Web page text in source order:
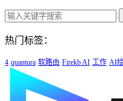
热门标签：
4 quantura 软路由 Firekb AI 工作 AI